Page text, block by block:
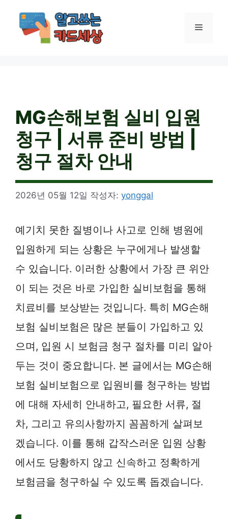
메
MG손해보험 실비 입원
청구 | 서류 준비 방법 |
청구 절차 안내
2026년 05월 12일 작성자: yonggal
예기치 못한 질병이나 사고로 인해 병원에
입원하게 되는 상황은 누구에게나 발생할
수 있습니다. 이러한 상황에서 가장 큰 위안
이 되는 것은 바로 가입한 실비보험을 통해
치료비를 보상받는 것입니다. 특히 MG손해
보험 실비보험은 많은 분들이 가입하고 있
으며, 입원 시 보험금 청구 절차를 미리 알아
두는 것이 중요합니다. 본 글에서는 MG손해
보험 실비보험으로 입원비를 청구하는 방법
에 대해 자세히 안내하고, 필요한 서류, 절
차, 그리고 유의사항까지 꼼꼼하게 살펴보
겠습니다. 이를 통해 갑작스러운 입원 상황
에서도 당황하지 않고 신속하고 정확하게
보험금을 청구하실 수 있도록 돕겠습니다.